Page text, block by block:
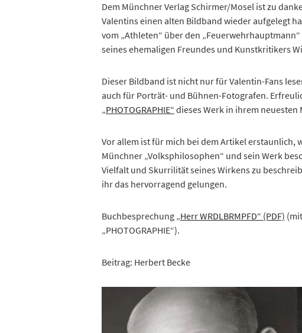
Dem Münchner Verlag Schirmer/Mosel ist zu
Valentins einen alten Bildband wieder aufgelegt
vom „Athleten“ über den
seines ehemaligen Freundes und Kunstkritikers
Dieser Bildband ist nicht nur für Valentin-Fans
auch für Porträt- und Bühnen-Fotografen.
„PHOTOGRAPHIE“ dieses Werk in ihrem
Vor allem ist für mich bei dem Artikel erstaunlich,
Münchner „Volksphilosophen“ und sein Werk
Vielfalt und Skurrilität seines Wirkens zu
ihr das hervorragend gelungen.
Buchbesprechung „Herr WRDLBRMPFD“ (PDF)
„PHOTOGRAPHIE“).
Beitrag: Herbert Becke